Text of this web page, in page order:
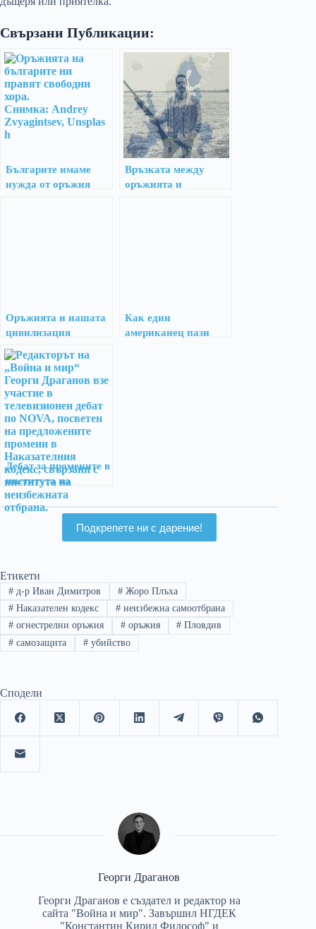
Свързани Публикации:
Българите имаме
нужда от оръжия
Връзката между
оръжията и
Оръжията и нашата
цивилизация
Как един
американец пази
Дебат за промените в
института на
неизбежната отбрана
Подкрепете ни с дарение!
Етикети
#д-р Иван Димитров #Жоро Плъха
#Наказателен кодекс #неизбежна самоотбрана
#огнестрелни оръжия #оръжия # Пловдив
#самозащита #убийство
Сподели
Георги Драганов
Георги Драганов е създател и редактор на
сайта "Война и мир". Завършил НГДЕК
"Константин Кирил Философ" и